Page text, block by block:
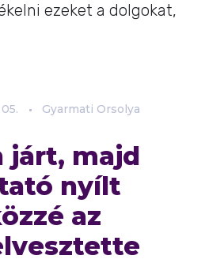
ezeket a dolgokat,
05. Gyarmati Orsolya
járt, majd
nyílt
az